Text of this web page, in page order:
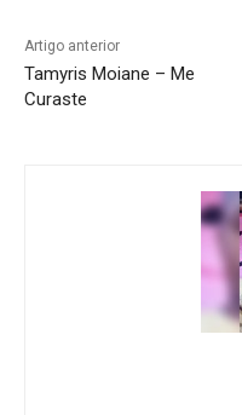
Artigo anterior
Tamyris Moiane – Me
Curaste